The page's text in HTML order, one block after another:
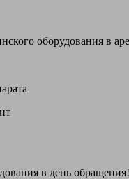
оборудования в
в день обращения!